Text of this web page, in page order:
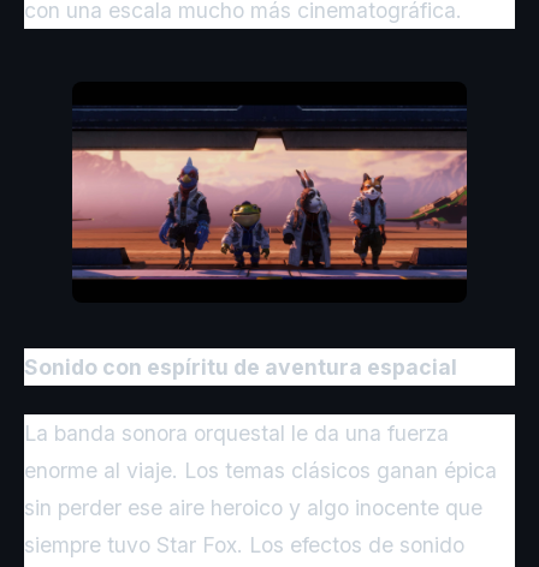
con una escala mucho más cinematográfica.
Sonido con espíritu de aventura espacial
La banda sonora orquestal le da una fuerza
enorme al viaje. Los temas clásicos ganan épica
sin perder ese aire heroico y algo inocente que
siempre tuvo Star Fox. Los efectos de sonido